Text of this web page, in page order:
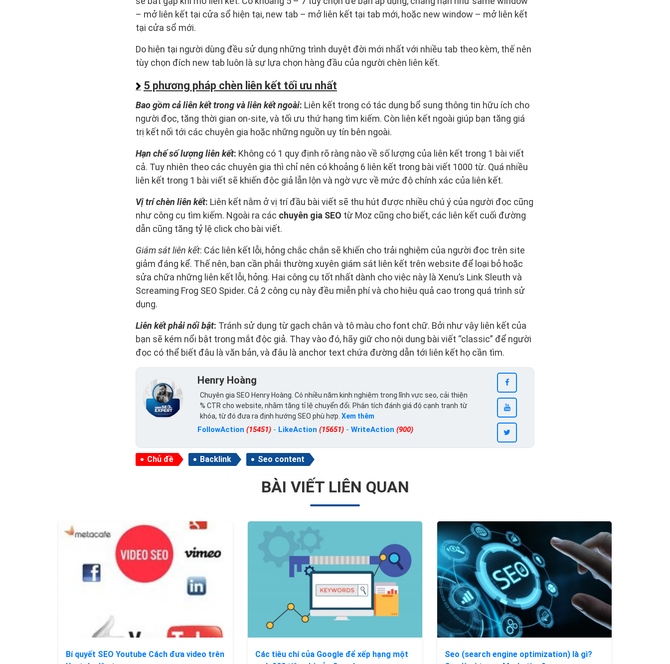
– mở liên kết tại cửa sổ hiện tại, new tab – mở liên kết tại tab mới, hoặc new window – mở liên kết
tại cửa sổ mới.
Do hiện tại người dùng đều sử dụng những trình duyệt đời mới nhất với nhiều tab theo kèm, thế nên
tùy chọn đích new tab luôn là sự lựa chọn hàng đầu của người chèn liên kết.
5 phương pháp chèn liên kết tối ưu nhất
Bao gồm cả liên kết trong và liên kết ngoài: Liên kết trong có tác dụng bổ sung thông tin hữu ích cho
người đọc, tăng thời gian on-site, và tối ưu thứ hạng tìm kiếm. Còn liên kết ngoài giúp bạn tăng giá
trị kết nối tới các chuyên gia hoặc những nguồn uy tín bên ngoài.
Hạn chế số lượng liên kết: Không có 1 quy định rõ ràng nào về số lượng của liên kết trong 1 bài viết
cả. Tuy nhiên theo các chuyên gia thì chỉ nên có khoảng 6 liên kết trong bài viết 1000 từ. Quá nhiều
liên kết trong 1 bài viết sẽ khiến độc giả lẫn lộn và ngờ vực về mức độ chính xác của liên kết.
Vị trí chèn liên kết: Liên kết nằm ở vị trí đầu bài viết sẽ thu hút được nhiều chú ý của người đọc cũng
như công cụ tìm kiếm. Ngoài ra các chuyên gia SEO từ Moz cũng cho biết, các liên kết cuối đường
dẫn cũng tăng tỷ lệ click cho bài viết.
Giám sát liên kết: Các liên kết lỗi, hỏng chắc chắn sẽ khiến cho trải nghiệm của người đọc trên site
giảm đáng kể. Thế nên, bạn cần phải thường xuyên giám sát liên kết trên website để loại bỏ hoặc
sửa chữa những liên kết lỗi, hỏng. Hai công cụ tốt nhất dành cho việc này là Xenu’s Link Sleuth và
Screaming Frog SEO Spider. Cả 2 công cụ này đều miễn phí và cho hiệu quả cao trong quá trình sử
dụng.
Liên kết phải nổi bật: Tránh sử dụng từ gạch chân và tô màu cho font chữ. Bởi như vậy liên kết của
bạn sẽ kém nổi bật trong mắt độc giả. Thay vào đó, hãy giữ cho nội dung bài viết “classic” để người
đọc có thể biết đâu là văn bản, và đâu là anchor text chứa đường dẫn tới liên kết họ cần tìm.
Henry Hoàng
Chuyên gia SEO Henry Hoàng. Có nhiều năm kinh nghiệm trong lĩnh vực seo, cải thiện
% CTR cho website, nhằm tăng tỉ lệ chuyển đổi. Phân tích đánh giá độ cạnh tranh từ
khóa, từ đó đưa ra định hướng SEO phù hợp. Xem thêm
FollowAction (15451) - LikeAction (15651) - WriteAction (900)
Chủ đề Backlink Seo content
BÀI VIẾT LIÊN QUAN
Bí quyết SEO Youtube Cách đưa video trên
Các tiêu chí của Google để xếp hạng một
Seo (search engine optimization) là gì?